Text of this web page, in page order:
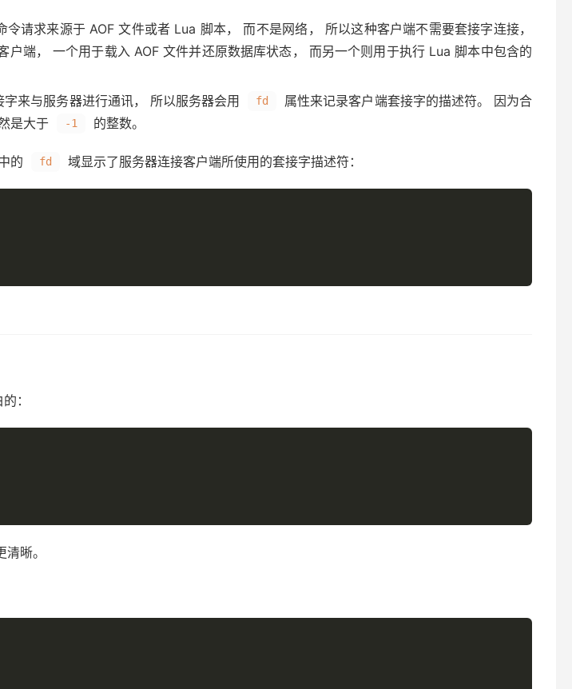
令请求来源于 AOF 文件或者 Lua 脚本， 而不是网络， 所以这种客户端不需要套接字连接，
端， 一个用于载入 AOF 文件并还原数据库状态， 而另一个则用于执行 Lua 脚本中包含的
来与服务器进行通讯， 所以服务器会用 fd
属性来记录客户端套接字的描述符。 因为合
是大于 -1 的整数。
的 fd 域显示了服务器连接客户端所使用的套接字描述符：
：
晰。